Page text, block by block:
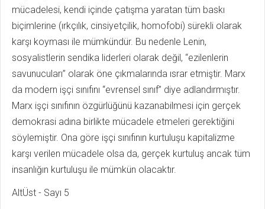
mücadelesi, kendi içinde çatışma yaratan tüm baskı
biçimlerine (ırkçılık, cinsiyetçilik, homofobi) sürekli olarak
karşı koyması ile mümkündür. Bu nedenle Lenin,
sosyalistlerin sendika liderleri olarak değil, “ezilenlerin
savunucuları” olarak öne çıkmalarında ısrar etmiştir. Marx
da modern işçi sınıfını “evrensel sınıf” diye adlandırmıştır.
Marx işçi sınıfının özgürlüğünü kazanabilmesi için gerçek
demokrasi adına birlikte mücadele etmeleri gerektiğini
söylemiştir. Ona göre işçi sınıfının kurtuluşu kapitalizme
karşı verilen mücadele olsa da, gerçek kurtuluş ancak tüm
insanlığın kurtuluşu ile mümkün olacaktır.
AltÜst - Sayı 5